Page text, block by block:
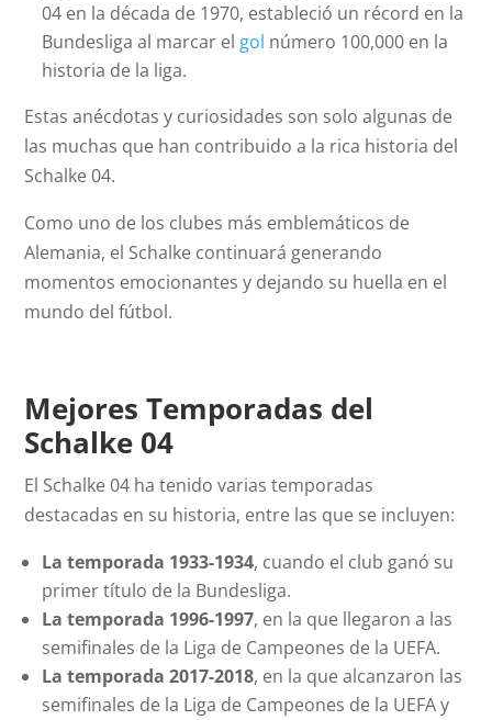
04 en la década de 1970, estableció un récord en la
Bundesliga al marcar elgol número 100,000 en la
historia de la liga.
Estas anécdotas y curiosidades son solo algunas de
las muchas que han contribuido a la rica historia del
Schalke 04.
Como uno de los clubes más emblemáticos de
Alemania, el Schalke continuará generando
momentos emocionantes y dejando su huella en el
mundo del fútbol.
Mejores Temporadas del
Schalke 04
El Schalke 04 ha tenido varias temporadas
destacadas en su historia, entre las que se incluyen:
La temporada 1933-1934, cuando el club ganó su
primer título de la Bundesliga.
La temporada 1996-1997, en la que llegaron a las
semifinales de la Liga de Campeones de la UEFA.
La temporada 2017-2018, en la que alcanzaron las
semifinales de la Liga de Campeones de la UEFA y